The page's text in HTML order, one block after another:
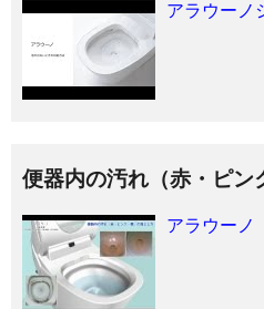
アラウーノ
便器内の汚れ（赤・ピン
アラウーノ